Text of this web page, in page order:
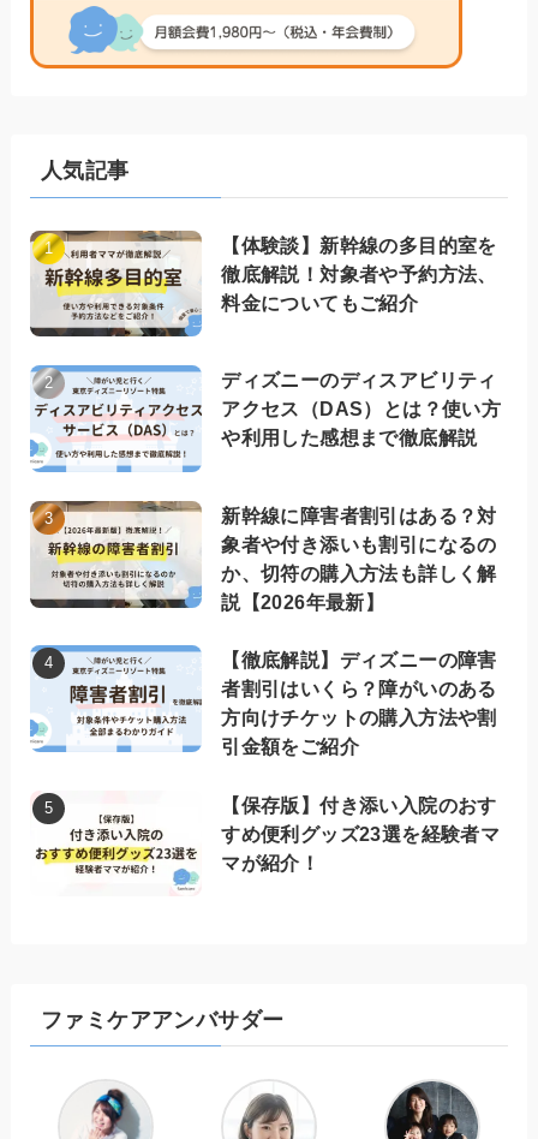
人気記事
【体験談】新幹線の多目的室を
徹底解説！対象者や予約方法、
料金についてもご紹介
ディズニーのディスアビリティ
アクセス（DAS）とは？使い方
や利用した感想まで徹底解説
新幹線に障害者割引はある？対
象者や付き添いも割引になるの
か、切符の購入方法も詳しく解
説【2026年最新】
【徹底解説】ディズニーの障害
者割引はいくら？障がいのある
方向けチケットの購入方法や割
引金額をご紹介
【保存版】付き添い入院のおす
すめ便利グッズ23選を経験者マ
マが紹介！
ファミケアアンバサダー